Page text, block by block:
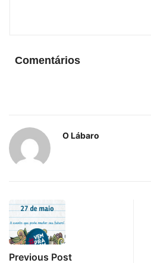
Comentários
O Lábaro
Previous Post